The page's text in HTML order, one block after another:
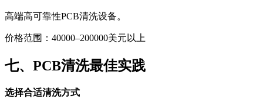
高端高可靠性PCB清洗设备。
价格范围：40000–200000美元以上
七、PCB清洗最佳实践
选择合适清洗方式